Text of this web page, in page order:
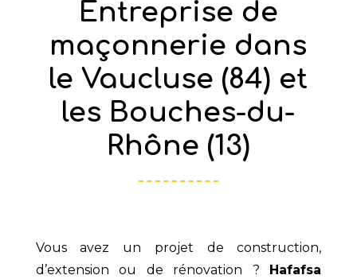
Entreprise de
maçonnerie dans
le Vaucluse (84) et
les Bouches-du-
Rhône (13)
Vous avez un projet de construction,
d’extension ou de rénovation ?
Hafafsa